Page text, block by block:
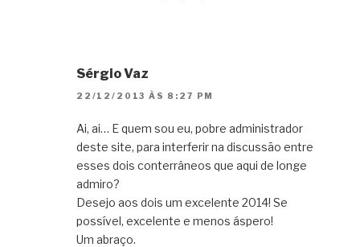
Sérgio Vaz
22/12/2013 ÀS 8:27 PM
Ai, ai… E quem sou eu, pobre administrador
deste site, para interferir na discussão entre
esses dois conterrâneos que aqui de longe
admiro?
Desejo aos dois um excelente 2014! Se
possível, excelente e menos áspero!
Um abraço.